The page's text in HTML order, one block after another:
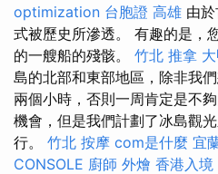
optimization 台胞證 高雄 由
式被歷史所滲透。 有趣的是，
的一艘船的殘骸。 竹北 推拿
島的北部和東部地區，除非我
兩個小時，否則一周肯定是不夠
機會，但是我們計劃了冰島觀
行。 竹北 按摩 com是什麼 宜
CONSOLE 廚師 外燴 香港入境